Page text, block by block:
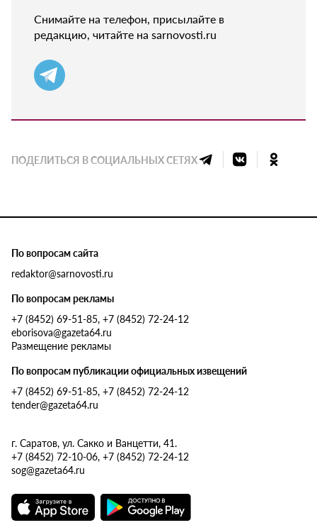
Снимайте на телефон, присылайте в
редакцию, читайте на sarnovosti.ru
ПОДЕЛИТЬСЯ В СОЦИАЛЬНЫХ СЕТЯХ
По вопросам сайта
redaktor@sarnovosti.ru
По вопросам рекламы
+7 (8452) 69-51-85, +7 (8452) 72-24-12
eborisova@gazeta64.ru
Размещение рекламы
По вопросам публикации официальных извещений
+7 (8452) 69-51-85, +7 (8452) 72-24-12
tender@gazeta64.ru
г. Саратов, ул. Сакко и Ванцетти, 41.
+7 (8452) 72-10-06, +7 (8452) 72-24-12
sog@gazeta64.ru